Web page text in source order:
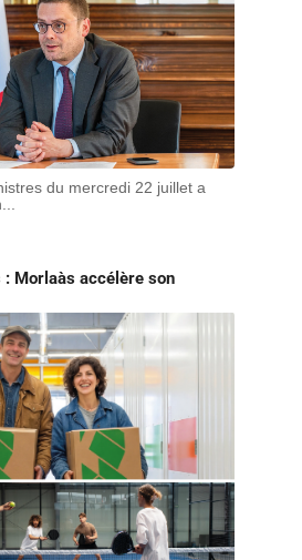
du mercredi 22 juillet a
Morlaàs accélère son